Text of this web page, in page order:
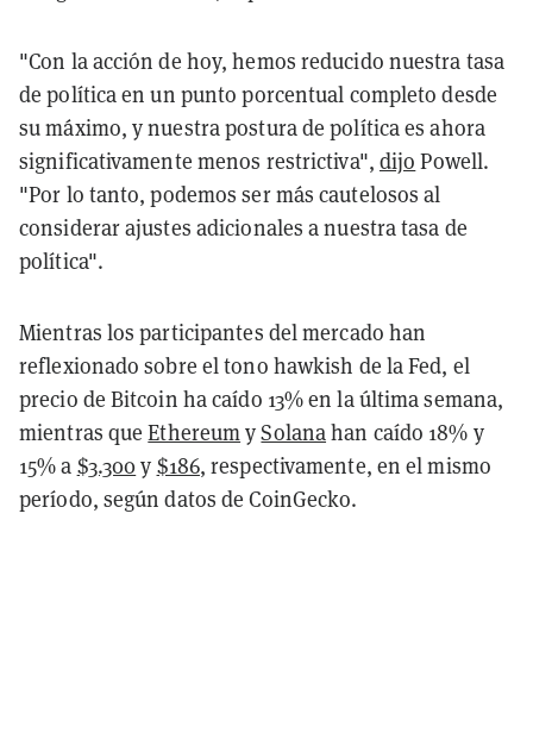
"Con la acción de hoy, hemos reducido nuestra tasa
de política en un punto porcentual completo desde
su máximo, y nuestra postura de política es ahora
significativamente menos restrictiva", dijo Powell.
"Por lo tanto, podemos ser más cautelosos al
considerar ajustes adicionales a nuestra tasa de
política".
Mientras los participantes del mercado han
reflexionado sobre el tono hawkish de la Fed, el
precio de Bitcoin ha caído 13% en la última semana,
mientras queEthereumySolanahan caído 18% y
15% a $3.300y $186, respectivamente, en el mismo
período, según datos de CoinGecko.